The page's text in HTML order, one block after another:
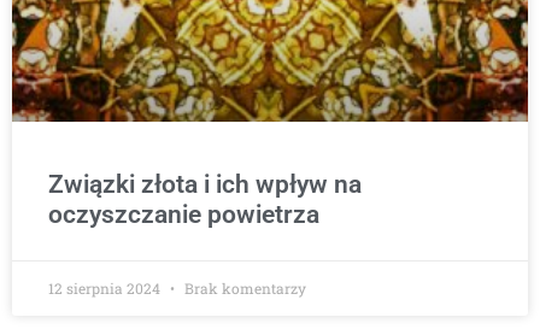
Związki złota i ich wpływ na
oczyszczanie powietrza
12 sierpnia 2024 Brak komentarzy